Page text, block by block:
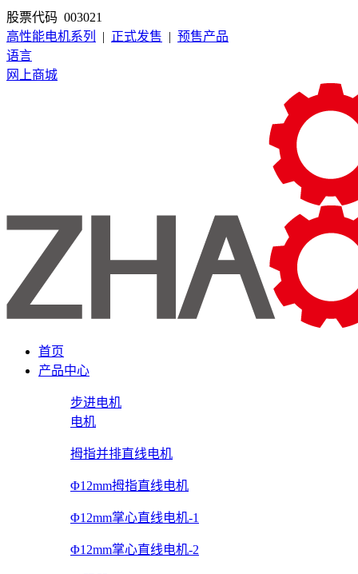
股票代码 003021
高性能电机系列
| 正式发售 | 预售产品
语言
网上商城
首页
产品中心
步进电机
电机
拇指并排直线电机
Φ12mm拇指直线电机
Φ12mm掌心直线电机-1
Φ12mm掌心直线电机-2